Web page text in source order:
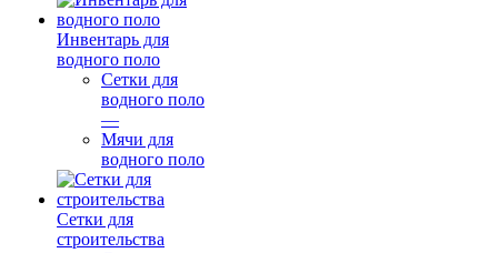
Инвентарь для
водного поло
Сетки для
водного поло
—
Мячи для
водного поло
Сетки для
строительства